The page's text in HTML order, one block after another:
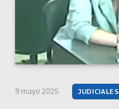
9 mayo 2025 JUDICIALES